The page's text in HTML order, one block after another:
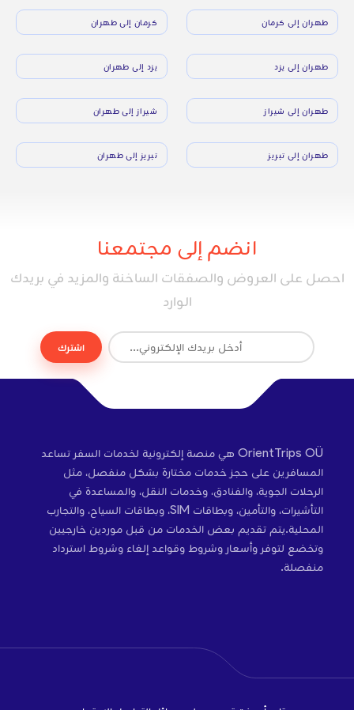
طهران إلى كرمان كرمان إلى طهران
طهران إلى يزد يزد إلى طهران
طهران إلى شيراز شيراز إلى طهران
طهران إلى تبريز تبريز إلى طهران
انضم إلى مجتمعنا
احصل على العروض والصفقات الساخنة والمزيد في بريدك
الوارد
اشترك
OrientTrips OÜ هي منصة إلكترونية لخدمات السفر تساعد
المسافرين على حجز خدمات مختارة بشكل منفصل، مثل
الرحلات الجوية، والفنادق، وخدمات النقل، والمساعدة في
التأشيرات، والتأمين، وبطاقات SIM، وبطاقات السياح، والتجارب
المحلية.يتم تقديم بعض الخدمات من قبل موردين خارجيين
وتخضع لتوفر وأسعار وشروط وقواعد إلغاء وشروط استرداد
منفصلة.